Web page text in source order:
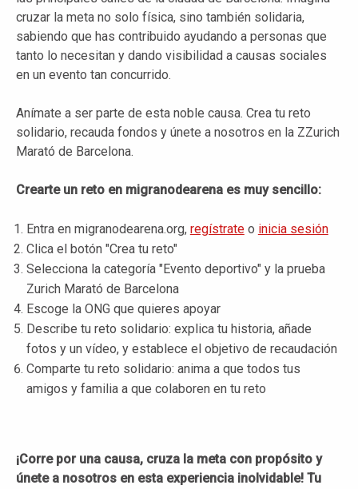
cruzar la meta no solo física, sino también solidaria,
sabiendo que has contribuido ayudando a personas que
tanto lo necesitan y dando visibilidad a causas sociales
en un evento tan concurrido.
Anímate a ser parte de esta noble causa. Crea tu reto
solidario, recauda fondos y únete a nosotros en la ZZurich
Marató de Barcelona.
Crearte un reto en migranodearena es muy sencillo:
Entra en migranodearena.org, regístrateo inicia sesión
Clica el botón "Crea tu reto"
Selecciona la categoría "Evento deportivo" y la prueba
Zurich Marató de Barcelona
Escoge la ONG que quieres apoyar
Describe tu reto solidario: explica tu historia, añade
fotos y un vídeo, y establece el objetivo de recaudación
Comparte tu reto solidario: anima a que todos tus
amigos y familia a que colaboren en tu reto
¡Corre por una causa, cruza la meta con propósito y
únete a nosotros en esta experiencia inolvidable! Tu